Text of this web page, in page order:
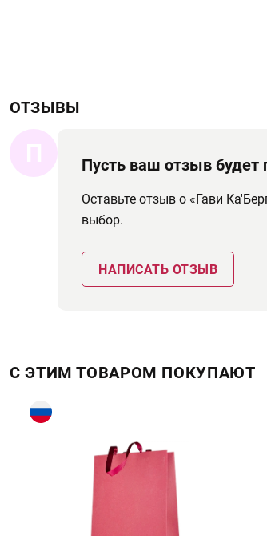
ОТЗЫВЫ
П Пусть ваш отзыв
Оставьте отзыв о «Гави
выбор.
НАПИСАТЬ ОТЗЫВ
С ЭТИМ ТОВАРОМ ПОКУПАЮТ